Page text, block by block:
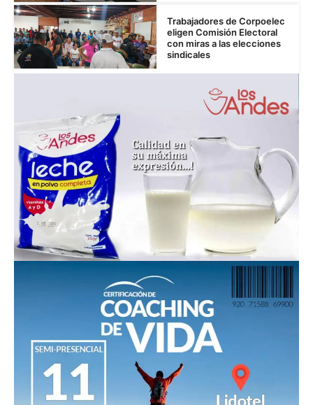
Trabajadores de Corpoelec
eligen Comisión Electoral
con miras a las elecciones
sindicales